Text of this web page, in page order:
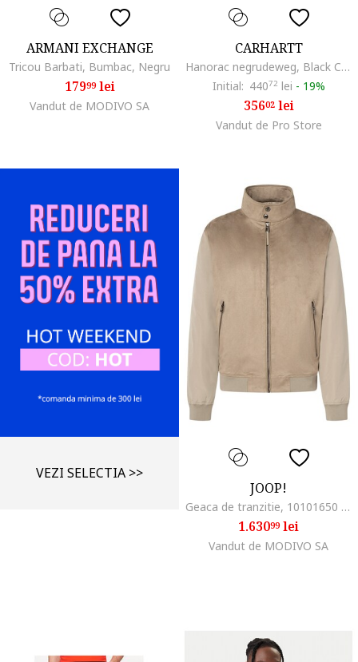
ARMANI EXCHANGE
Tricou Barbati, Bumbac, Negru
17999lei
Vandut de MODIVO SA
CARHARTT
Hanorac negrudeweg, Black Cement
Initial: 44072 lei - 19%
35602lei
Vandut de Pro Store
VEZI SELECTIA >>
JOOP!
Geaca de tranzitie, 10101650 30103263, Bej
1.63099lei
Vandut de MODIVO SA